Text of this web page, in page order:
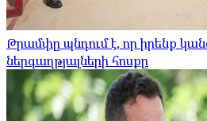
Թրամփը պնդում է, որ իրենք
ներգաղթյալների հոսքը